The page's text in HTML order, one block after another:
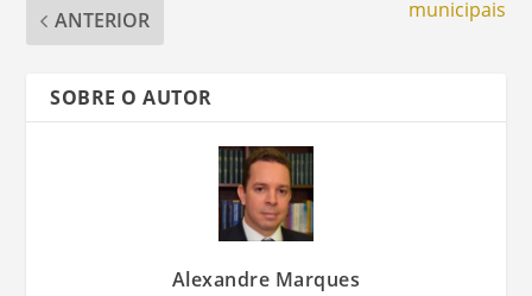
ANTERIOR
municipais
SOBRE O AUTOR
Alexandre Marques